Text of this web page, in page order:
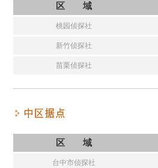
区 域
桃园侦探社
新竹侦探社
苗栗侦探社
区 域
台中市侦探社